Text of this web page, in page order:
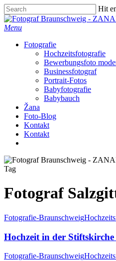
Skip
to
main
Hit
Close
Search
Menu
Fotografie
Hochzeitsfotografie
Bewerbungsfoto
Businessfotograf
Portrait-Fotos
Babyfotografie
Babybauch
Žana
Foto-Blog
Kontakt
Kontakt
Tag
Fotograf
Fotografie-Braunschweig
Hochzeit in der
Fotografie-Braunschweig